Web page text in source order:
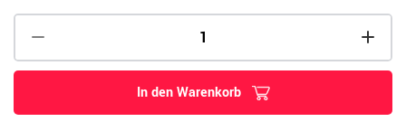
In den Warenkorb